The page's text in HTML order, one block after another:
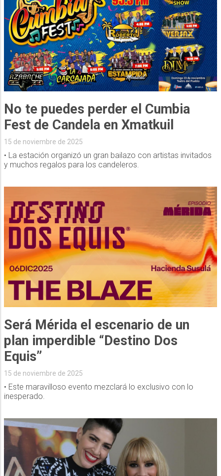
No te puedes perder el Cumbia
Fest de Candela en Xmatkuil
15 de noviembre de 2025
• La estación organizó un gran bailazo con artistas invitados
y muchos regalos para los candeleros.
Será Mérida el escenario de un
plan imperdible “Destino Dos
Equis”
15 de noviembre de 2025
• Este maravilloso evento mezclará lo exclusivo con lo
inesperado.